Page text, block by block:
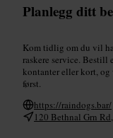
Planlegg ditt
Kom tidlig om du vil
raskere service. Bestill
kontanter eller kort,
først.
https://raindogs.bar/
120 Bethnal Grn